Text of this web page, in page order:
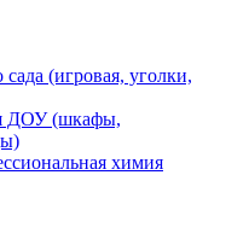
(игровая, уголки,
ДОУ (шкафы,
химия